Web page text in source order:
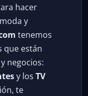
hacer
y
tenemos
que están
negocios:
y los TV
te